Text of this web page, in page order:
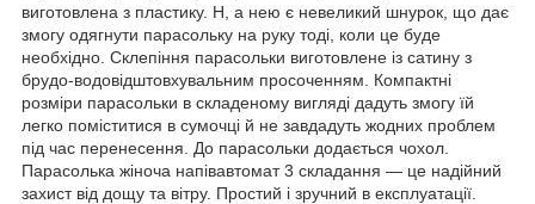
виготовлена з пластику. Н, а нею є невеликий шнурок, що дає
змогу одягнути парасольку на руку тоді, коли це буде
необхідно. Склепіння парасольки виготовлене із сатину з
брудо-водовідштовхувальним просоченням. Компактні
розміри парасольки в складеному вигляді дадуть змогу їй
легко поміститися в сумочці й не завдадуть жодних проблем
під час перенесення. До парасольки додається чохол.
Парасолька жіноча напівавтомат 3 складання — це надійний
захист від дощу та вітру. Простий і зручний в експлуатації.